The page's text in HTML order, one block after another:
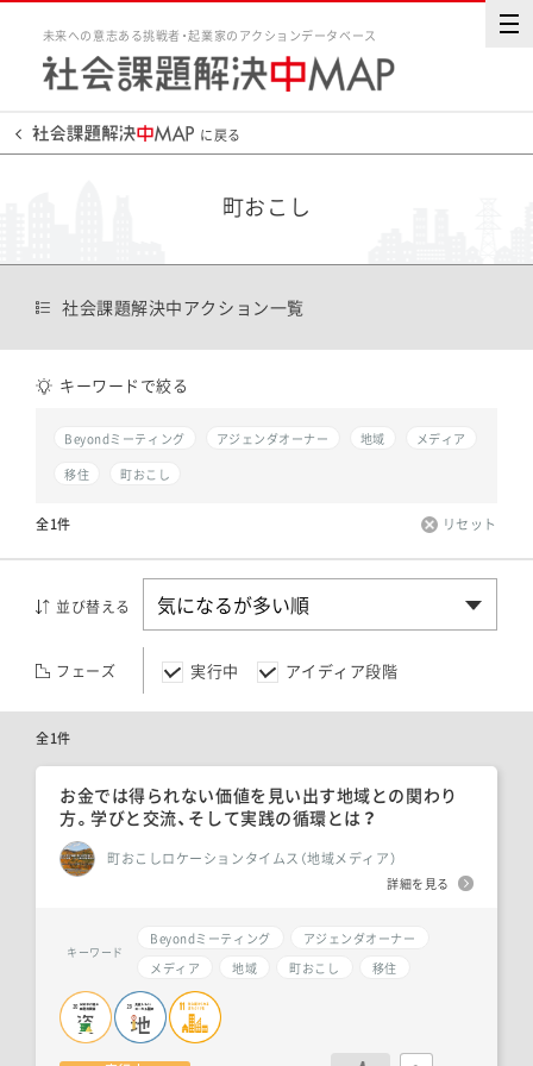
未来への意志ある挑戦者・起業家のアクションデータベース
に戻る
町おこし
社会課題解決中アクション一覧
キーワードで絞る
Beyondミーティング アジェンダオーナー 地域
メディア
移住
町おこし
全1件 リセット
並び替える
フェーズ 実行中 アイディア段階
全1件
お金では得られない価値を見い出す地域との関わり
方。学びと交流、そして実践の循環とは？
町おこしロケーションタイムス（地域メディア）
詳細を見る
キーワード
Beyondミーティング
アジェンダオーナー
メディア
地域 町おこし 移住